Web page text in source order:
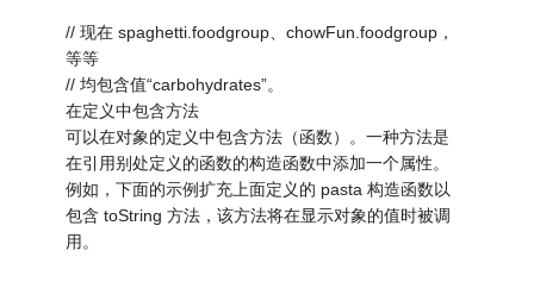
// 现在 spaghetti.foodgroup、chowFun.foodgroup，
等等
// 均包含值“carbohydrates”。
在定义中包含方法
可以在对象的定义中包含方法（函数）。一种方法是
在引用别处定义的函数的构造函数中添加一个属性。
例如，下面的示例扩充上面定义的 pasta 构造函数以
包含 toString 方法，该方法将在显示对象的值时被调
用。